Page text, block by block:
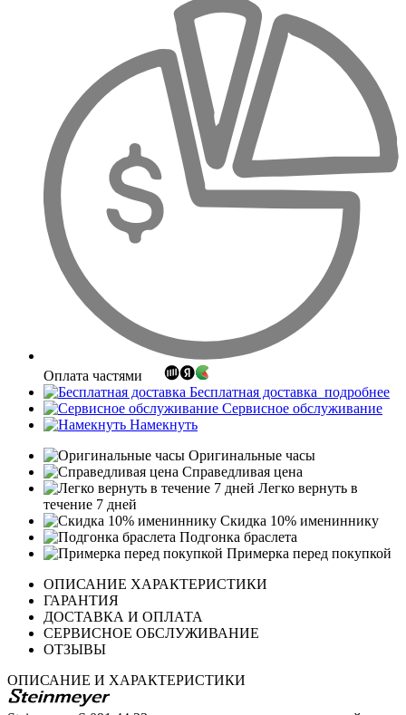
Оплата частями
Бесплатная доставка подробнее
Сервисное обслуживание
Намекнуть
Оригинальные часы
Справедливая цена
Легко вернуть в
течение 7 дней
Скидка 10% имениннику
Подгонка браслета
Примерка перед покупкой
ОПИСАНИЕ ХАРАКТЕРИСТИКИ
ГАРАНТИЯ
ДОСТАВКА И ОПЛАТА
СЕРВИСНОЕ ОБСЛУЖИВАНИЕ
ОТЗЫВЫ
ОПИСАНИЕ И ХАРАКТЕРИСТИКИ